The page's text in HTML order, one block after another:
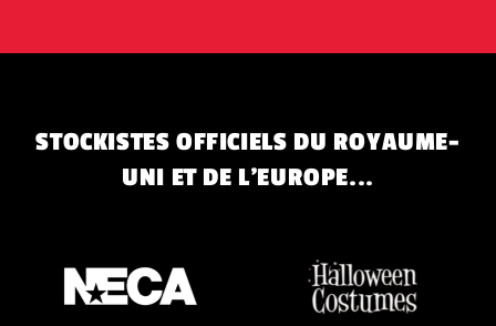
STOCKISTES OFFICIELS DU ROYAUME-
UNI ET DE L'EUROPE...